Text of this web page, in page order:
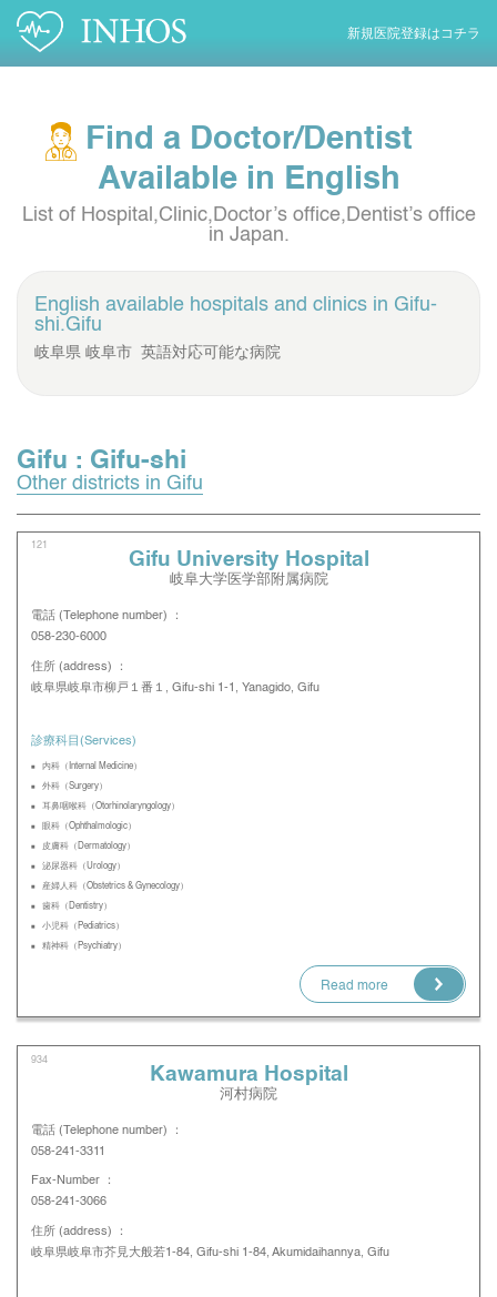
新規医院登録はコチラ
Find a Doctor/Dentist
Available in English
List of Hospital,Clinic,Doctor’s office,Dentist’s office
in Japan.
English available hospitals and clinics in Gifu-
shi.Gifu
岐阜県 岐阜市 英語対応可能な病院
Gifu : Gifu-shi
Other districts in Gifu
121
Gifu University Hospital
岐阜大学医学部附属病院
電話 (Telephone number) ：
058-230-6000
住所 (address) ：
岐阜県岐阜市柳戸１番１, Gifu-shi 1-1, Yanagido, Gifu
診療科目(Services)
内科（Internal Medicine）
外科（Surgery）
耳鼻咽喉科（Otorhinolaryngology）
眼科（Ophthalmologic）
皮膚科（Dermatology）
泌尿器科（Urology）
産婦人科（Obstetrics & Gynecology）
歯科（Dentistry）
小児科（Pediatrics）
精神科（Psychiatry）
Read more
934
Kawamura Hospital
河村病院
電話 (Telephone number) ：
058-241-3311
Fax-Number ：
058-241-3066
住所 (address) ：
岐阜県岐阜市芥見大般若1-84, Gifu-shi 1-84, Akumidaihannya, Gifu